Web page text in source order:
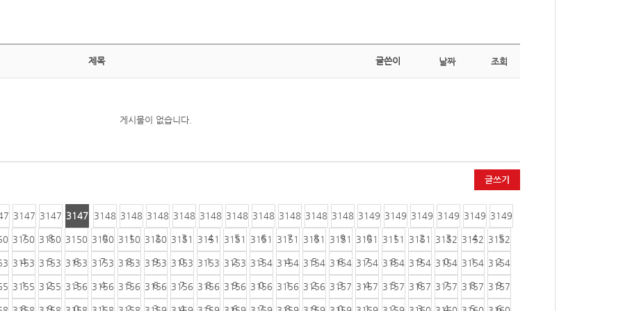
제목 글쓴이 날짜 조회
게시물이 없습니다.
글쓰기
3147
7
3147
8
3147
9
3148
0
3148
1
3148
2
3148
3
3148
4
3148
5
3148
6
3148
7
3148
8
3148
9
3149
0
3149
1
3149
2
3149
3
3149
4
3149
5
3150
4
3150
5
3150
6
3150
7
3150
8
3150
9
3151
0
3151
1
3151
2
3151
3
3151
4
3151
5
3151
6
3151
7
3151
8
3151
9
3152
0
3152
1
3152
2
3153
1
3153
2
3153
3
3153
4
3153
5
3153
6
3153
7
3153
8
3153
9
3154
0
3154
1
3154
2
3154
3
3154
4
3154
5
3154
6
3154
7
3154
8
3154
9
3155
8
3155
9
3156
0
3156
1
3156
2
3156
3
3156
4
3156
5
3156
6
3156
7
3156
8
3156
9
3157
0
3157
1
3157
2
3157
3
3157
4
3157
5
3157
6